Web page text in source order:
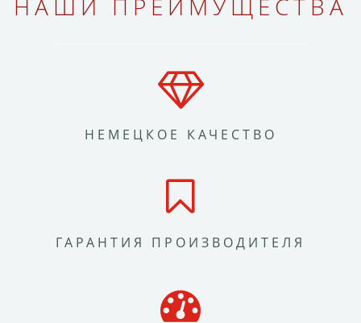
НАШИ ПРЕИМУЩЕСТВА
НЕМЕЦКОЕ КАЧЕСТВО
ГАРАНТИЯ ПРОИЗВОДИТЕЛЯ